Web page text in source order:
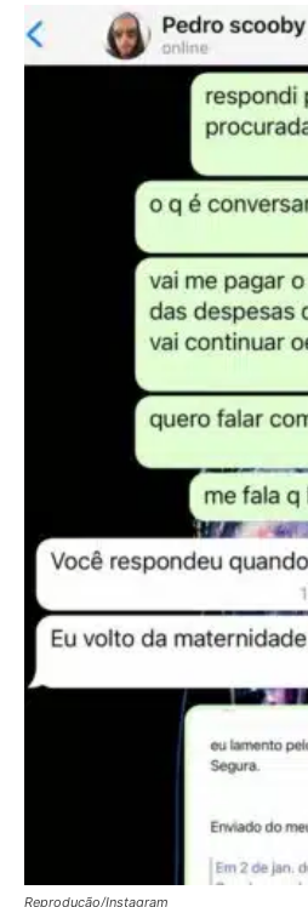
Reprodução/Instagram